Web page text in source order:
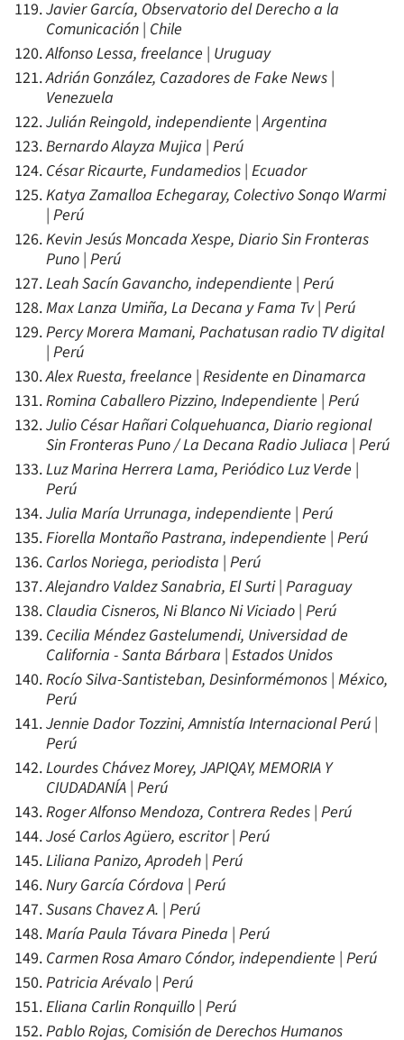
Javier García, Observatorio del Derecho a la
Comunicación | Chile
Alfonso Lessa, freelance | Uruguay
Adrián González, Cazadores de Fake News |
Venezuela
Julián Reingold, independiente | Argentina
Bernardo Alayza Mujica | Perú
César Ricaurte, Fundamedios | Ecuador
Katya Zamalloa Echegaray, Colectivo Sonqo Warmi
| Perú
Kevin Jesús Moncada Xespe, Diario Sin Fronteras
Puno | Perú
Leah Sacín Gavancho, independiente | Perú
Max Lanza Umiña, La Decana y Fama Tv | Perú
Percy Morera Mamani, Pachatusan radio TV digital
| Perú
Alex Ruesta, freelance | Residente en Dinamarca
Romina Caballero Pizzino, Independiente | Perú
Julio César Hañari Colquehuanca, Diario regional
Sin Fronteras Puno / La Decana Radio Juliaca | Perú
Luz Marina Herrera Lama, Periódico Luz Verde |
Perú
Julia María Urrunaga, independiente | Perú
Fiorella Montaño Pastrana, independiente | Perú
Carlos Noriega, periodista | Perú
Alejandro Valdez Sanabria, El Surti | Paraguay
Claudia Cisneros, Ni Blanco Ni Viciado | Perú
Cecilia Méndez Gastelumendi, Universidad de
California - Santa Bárbara | Estados Unidos
Rocío Silva-Santisteban, Desinformémonos | México,
Perú
Jennie Dador Tozzini, Amnistía Internacional Perú |
Perú
Lourdes Chávez Morey, JAPIQAY, MEMORIA Y
CIUDADANÍA | Perú
Roger Alfonso Mendoza, Contrera Redes | Perú
José Carlos Agüero, escritor | Perú
Liliana Panizo, Aprodeh | Perú
Nury García Córdova | Perú
Susans Chavez A. | Perú
María Paula Távara Pineda | Perú
Carmen Rosa Amaro Cóndor, independiente | Perú
Patricia Arévalo | Perú
Eliana Carlin Ronquillo | Perú
Pablo Rojas, Comisión de Derechos Humanos